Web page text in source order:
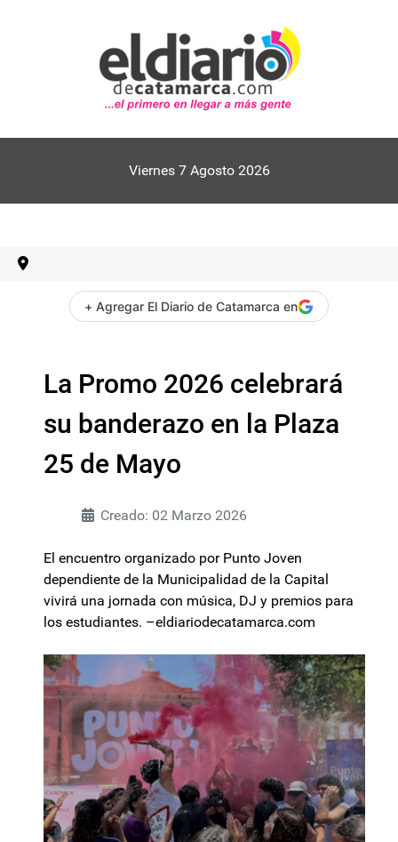
Viernes 7 Agosto 2026
+ Agregar El Diario de Catamarca en
La Promo 2026 celebrará
su banderazo en la Plaza
25 de Mayo
Creado: 02 Marzo 2026
El encuentro organizado por Punto Joven
dependiente de la Municipalidad de la Capital
vivirá una jornada con música, DJ y premios para
los estudiantes. –eldiariodecatamarca.com